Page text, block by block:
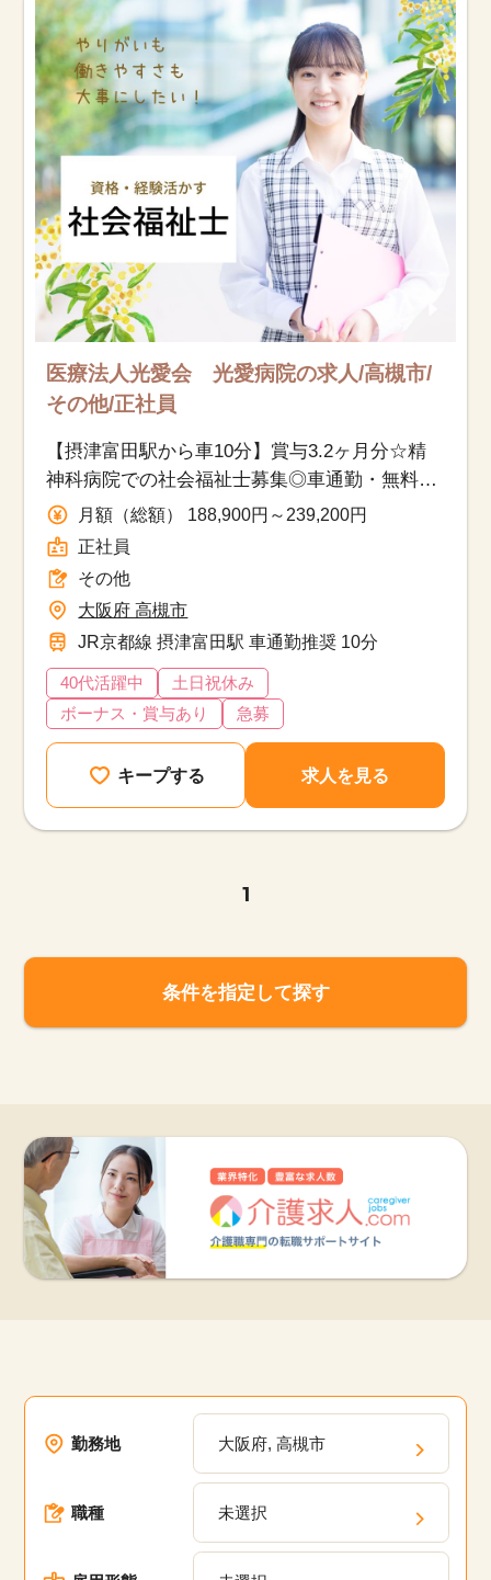
医療法人光愛会 光愛病院の求人/高槻市/
その他/正社員
【摂津富田駅から車10分】賞与3.2ヶ月分☆精
神科病院での社会福祉士募集◎車通勤・無料駐
車場OK！
月額（総額） 188,900円～239,200円
正社員
その他
大阪府 高槻市
JR京都線 摂津富田駅 車通勤推奨 10分
40代活躍中
土日祝休み
ボーナス・賞与あり
急募
キープする 求人を見る
1
条件を指定して探す
勤務地 大阪府, 高槻市
職種 未選択